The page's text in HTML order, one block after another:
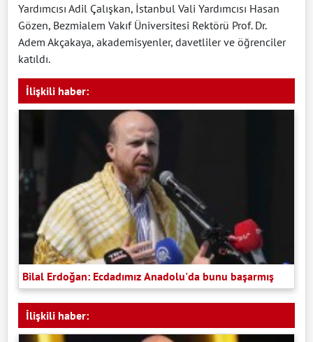
Yardımcısı Adil Çalışkan, İstanbul Vali Yardımcısı Hasan
Gözen, Bezmialem Vakıf Üniversitesi Rektörü Prof. Dr.
Adem Akçakaya, akademisyenler, davetliler ve öğrenciler
katıldı.
İlişkili haber:
Bilal Erdoğan: Ecdadımız Anadolu'da bunu başarmış
İlişkili haber: